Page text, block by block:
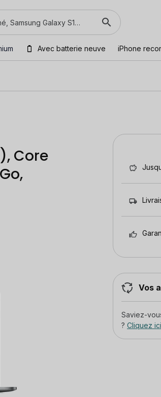
Avec batterie neuve iPhone
Core
Vos
Saviez-
? Cliquez